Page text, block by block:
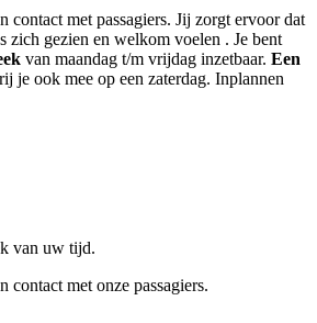
contact met passagiers. Jij zorgt ervoor dat
zich gezien en welkom voelen . Je bent
van maandag t/m vrijdag inzetbaar. Een
rij je ook mee op een zaterdag. Inplannen
van uw tijd.
contact met onze passagiers.